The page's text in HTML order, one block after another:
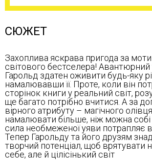
СЮЖЕТ
Захоплива яскрава пригода за
світового бестселера! Авантюрний
Гарольд здатен оживити будь-яку
намалювавши її. Проте, коли він
сторінок книги у реальний світ,
ще багато потрібно вчитися. А за
вірного атрибуту – магічного
намалювати більше, ніж можна
сила необмеженої уяви потрапляє в
Тепер Гарольду та його друзям
творчий потенціал, щоб врятувати
себе, але й цілісінький світ